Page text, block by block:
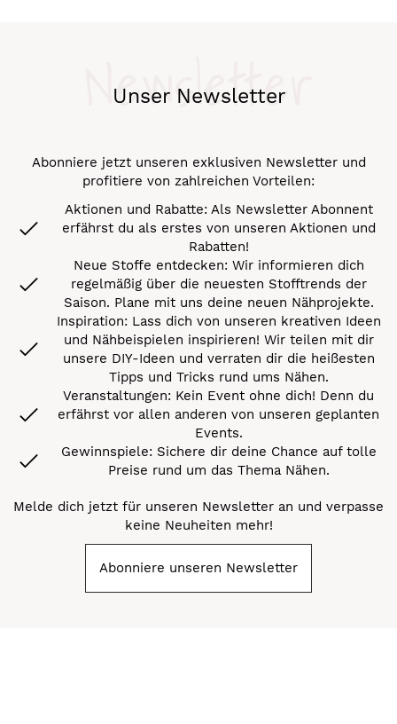
Unser Newsletter
Newsletter
Abonniere jetzt unseren exklusiven Newsletter und
profitiere von zahlreichen Vorteilen:
Aktionen und Rabatte: Als Newsletter Abonnent
erfährst du als erstes von unseren Aktionen und
Rabatten!
Neue Stoffe entdecken: Wir informieren dich
regelmäßig über die neuesten Stofftrends der
Saison. Plane mit uns deine neuen Nähprojekte.
Inspiration: Lass dich von unseren kreativen Ideen
und Nähbeispielen inspirieren! Wir teilen mit dir
unsere DIY-Ideen und verraten dir die heißesten
Tipps und Tricks rund ums Nähen.
Veranstaltungen: Kein Event ohne dich! Denn du
erfährst vor allen anderen von unseren geplanten
Events.
Gewinnspiele: Sichere dir deine Chance auf tolle
Preise rund um das Thema Nähen.
Melde dich jetzt für unseren Newsletter an und verpasse
keine Neuheiten mehr!
Abonniere unseren Newsletter